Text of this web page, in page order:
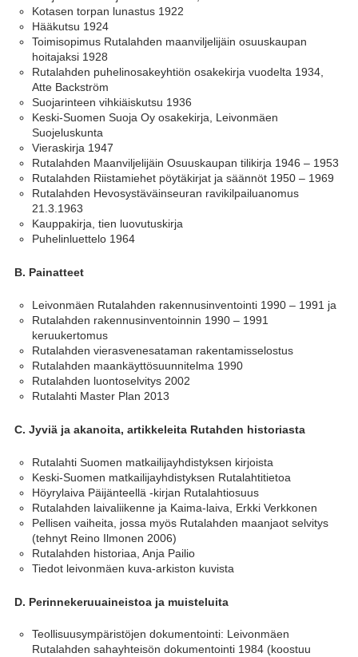
Kotasen torpan lunastus 1922
Hääkutsu 1924
Toimisopimus Rutalahden maanviljelijäin osuuskaupan
hoitajaksi 1928
Rutalahden puhelinosakeyhtiön osakekirja vuodelta 1934,
Atte Backström
Suojarinteen vihkiäiskutsu 1936
Keski-Suomen Suoja Oy osakekirja, Leivonmäen
Suojeluskunta
Vieraskirja 1947
Rutalahden Maanviljelijäin Osuuskaupan tilikirja 1946 – 1953
Rutalahden Riistamiehet pöytäkirjat ja säännöt 1950 – 1969
Rutalahden Hevosystäväinseuran ravikilpailuanomus
21.3.1963
Kauppakirja, tien luovutuskirja
Puhelinluettelo 1964
B. Painatteet
Leivonmäen Rutalahden rakennusinventointi 1990 – 1991 ja
Rutalahden rakennusinventoinnin 1990 – 1991
keruukertomus
Rutalahden vierasvenesataman rakentamisselostus
Rutalahden maankäyttösuunnitelma 1990
Rutalahden luontoselvitys 2002
Rutalahti Master Plan 2013
C. Jyviä ja akanoita, artikkeleita Rutahden historiasta
Rutalahti Suomen matkailijayhdistyksen kirjoista
Keski-Suomen matkailijayhdistyksen Rutalahtitietoa
Höyrylaiva Päijänteellä -kirjan Rutalahtiosuus
Rutalahden laivaliikenne ja Kaima-laiva, Erkki Verkkonen
Pellisen vaiheita, jossa myös Rutalahden maanjaot selvitys
(tehnyt Reino Ilmonen 2006)
Rutalahden historiaa, Anja Pailio
Tiedot leivonmäen kuva-arkiston kuvista
D. Perinnekeruuaineistoa ja muisteluita
Teollisuusympäristöjen dokumentointi: Leivonmäen
Rutalahden sahayhteisön dokumentointi 1984 (koostuu